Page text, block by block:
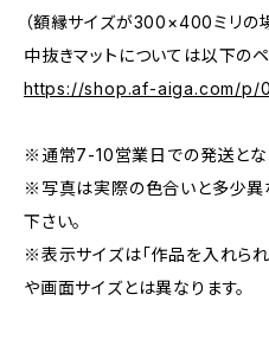
（額縁サイズが300×400ミリの
中抜きマットについては以下の
https://shop.af-aiga.com/p/
※通常7-10営業日での発送とな
※写真は実際の色合いと多少異
下さい。
※表示サイズは「作品を入れられ
や画面サイズとは異なります。